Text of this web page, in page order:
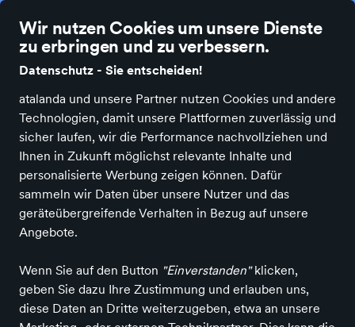
Wir nutzen Cookies um unsere Dienste
zu erbringen und zu verbessern.
Datenschutz - Sie entscheiden!
atalanda und unsere Partner nutzen Cookies und andere
Technologien, damit unsere Plattformen zuverlässig und
sicher laufen, wir die Performance nachvollziehen und
Ihnen in Zukunft möglichst relevante Inhalte und
personalisierte Werbung zeigen können. Dafür
sammeln wir Daten über unsere Nutzer und das
geräteübergreifende Verhalten in Bezug auf unsere
Angebote.
Wenn Sie auf den Button "Einverstanden"klicken,
geben Sie dazu Ihre Zustimmung und erlauben uns,
diese Daten an Dritte weiterzugeben, etwa an unsere
Alle Kategorien Neuheiten Angebote Bücher & Medien